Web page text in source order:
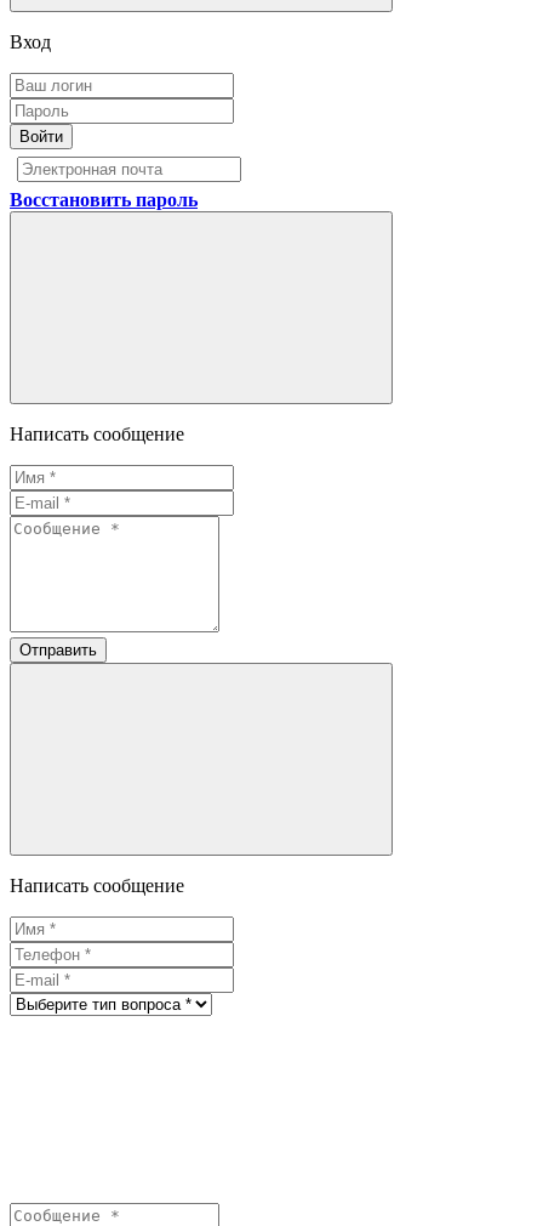
Вход
Войти
Восстановить пароль
Написать сообщение
Отправить
Написать сообщение